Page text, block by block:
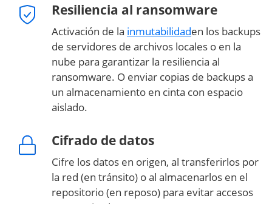
Resiliencia al ransomware
Activación de la inmutabilidaden los backups
de servidores de archivos locales o en la
nube para garantizar la resiliencia al
ransomware. O enviar copias de backups a
un almacenamiento en cinta con espacio
aislado.
Cifrado de datos
Cifre los datos en origen, al transferirlos por
la red (en tránsito) o al almacenarlos en el
repositorio (en reposo) para evitar accesos